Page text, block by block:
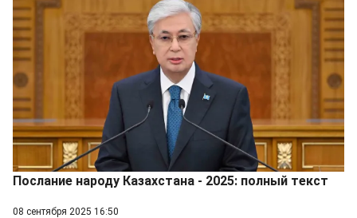
Послание народу Казахстана - 2025: полный текст
08 сентября 2025 16:50